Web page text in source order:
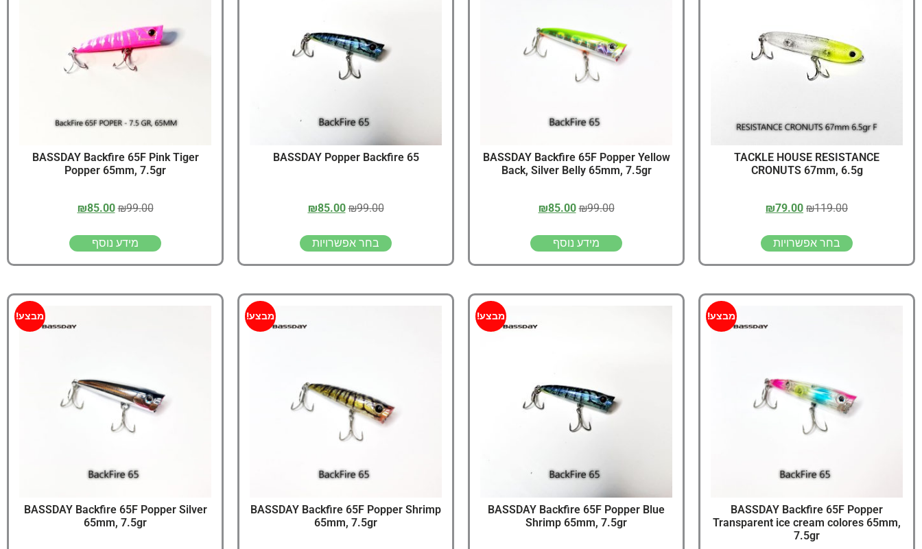
TACKLE HOUSE RESISTANCE
CRONUTS 67mm, 6.5g
₪119.00
₪79.00
בחר אפשרויות
BASSDAY Backfire 65F Popper Yellow
Back, Silver Belly 65mm, 7.5gr
₪99.00
₪85.00
מידע נוסף
65 BASSDAY Popper Backfire
₪99.00
₪85.00
בחר אפשרויות
BASSDAY Backfire 65F Pink Tiger
Popper 65mm, 7.5gr
₪99.00
₪85.00
מידע נוסף
מבצע!
BASSDAY Backfire 65F Popper
Transparent ice cream colores 65mm,
7.5gr
מבצע!
BASSDAY Backfire 65F Popper Blue
Shrimp 65mm, 7.5gr
מבצע!
BASSDAY Backfire 65F Popper Shrimp
65mm, 7.5gr
מבצע!
BASSDAY Backfire 65F Popper Silver
65mm, 7.5gr